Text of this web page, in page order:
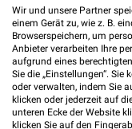
Müller
50354
Heute
485,56
Wir und unsere Partner
einem Gerät zu, wie z. B.
Browserspeichern, um
Anbieter verarbeiten Ihre
aufgrund eines
Sie die „Einstellungen“.
oder verwalten, indem Sie
klicken oder jederzeit auf
unteren Ecke der Website
klicken Sie auf den